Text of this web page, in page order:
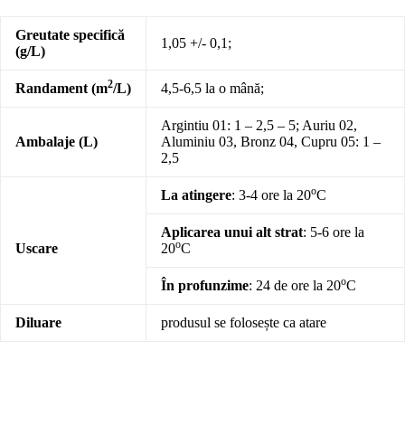
Greutate specifică
(g/L)
1,05 +/- 0,1;
Randament (m2/L) 4,5-6,5 la o mână;
Ambalaje (L)
Argintiu 01: 1 – 2,5 – 5; Auriu 02,
Aluminiu 03, Bronz 04, Cupru 05: 1 –
2,5
Uscare
La atingere: 3-4 ore la 20oC
Aplicarea unui alt strat: 5-6 ore la
20oC
În profunzime: 24 de ore la 20oC
Diluare produsul se folosește ca atare